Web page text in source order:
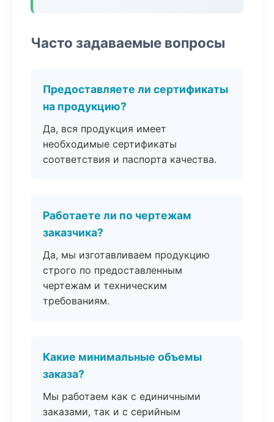
Часто задаваемые вопросы
Предоставляете ли сертификаты
на продукцию?
Да, вся продукция имеет
необходимые сертификаты
соответствия и паспорта качества.
Работаете ли по чертежам
заказчика?
Да, мы изготавливаем продукцию
строго по предоставленным
чертежам и техническим
требованиям.
Какие минимальные объемы
заказа?
Мы работаем как с единичными
заказами, так и с серийным